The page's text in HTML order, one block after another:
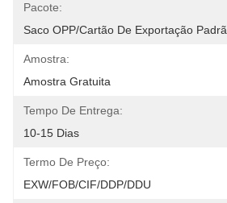
Pacote:
Saco OPP/cartão De Exportação
Amostra:
Amostra Gratuita
Tempo De Entrega:
10-15 Dias
Termo De Preço:
EXW/FOB/CIF/DDP/DDU